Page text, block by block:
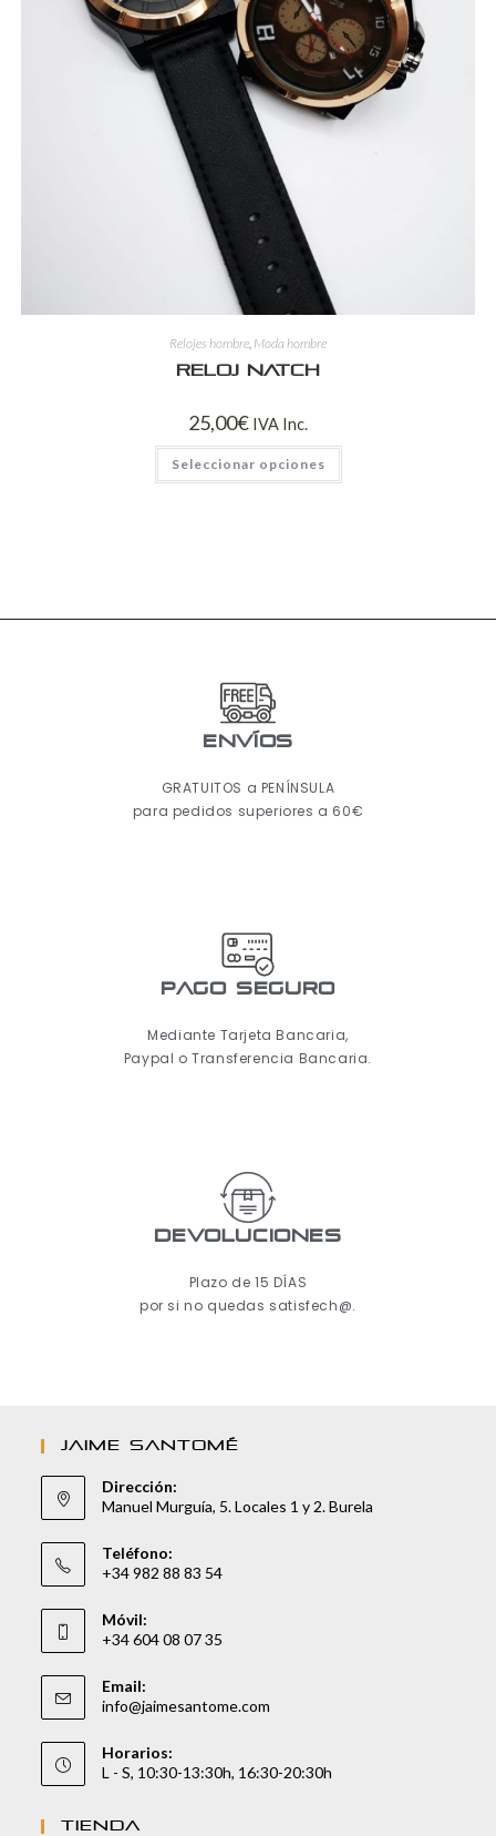
Relojes hombre Moda hombre
Reloj Natch
25,00€ IVA Inc.
Seleccionar opciones
ENVÍOS
GRATUITOS a PENÍNSULA
para pedidos superiores a 60€
pago seguro
Mediante Tarjeta Bancaria,
Paypal o Transferencia Bancaria.
Devoluciones
Plazo de 15 DÍAS
por si no quedas satisfech@.
JAIME SANTOMÉ
Dirección:
Manuel Murguía, 5. Locales 1 y 2. Burela
Teléfono:
+34 982 88 83 54
Móvil:
+34 604 08 07 35
Email:
info@jaimesantome.com
Horarios:
L - S, 10:30-13:30h, 16:30-20:30h
TIENDA